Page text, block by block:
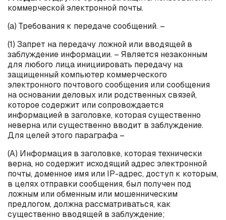
коммерческой электронной почты.
(a) Требования к передаче сообщений. –
(1) Запрет на передачу ложной или вводящей в
заблуждение информации. – Является незаконным
для любого лица инициировать передачу на
защищенный компьютер коммерческого
электронного почтового сообщения или сообщения
на основании деловых или родственных связей,
которое содержит или сопровождается
информацией в заголовке, которая существенно
неверна или существенно вводит в заблуждение.
Для целей этого параграфа –
(А) Информация в заголовке, которая технически
верна, но содержит исходящий адрес электронной
почты, доменное имя или IP-адрес, доступ к которым,
в целях отправки сообщения, был получен под
ложным или обменным или мошенническим
предлогом, должна рассматриваться, как
существенно вводящей в заблуждение;